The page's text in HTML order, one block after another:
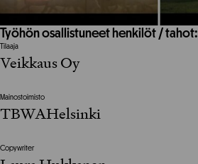
Työhön osallistuneet henkilöt / tahot:
Tilaaja
Veikkaus Oy
Mainostoimisto
TBWAHelsinki
Copywriter